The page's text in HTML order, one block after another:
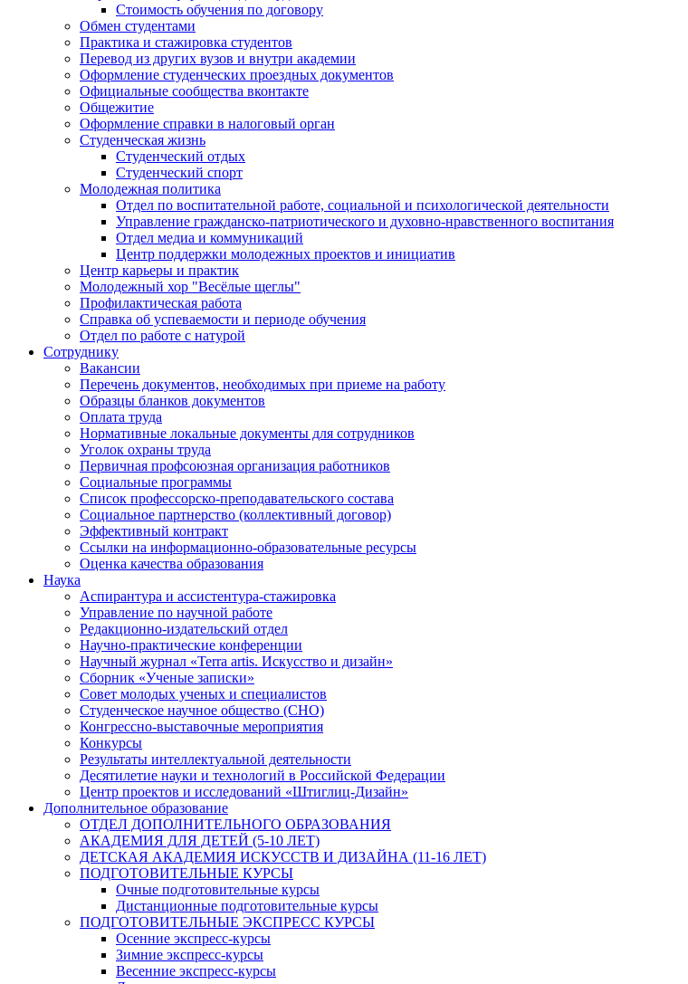
Cтоимость обучения по договору
Обмен студентами
Практика и стажировка студентов
Перевод из других вузов и внутри академии
Оформление студенческих проездных документов
Официальные сообщества вконтакте
Общежитие
Оформление справки в налоговый орган
Студенческая жизнь
Студенческий отдых
Студенческий спорт
Молодежная политика
Отдел по воспитательной работе, социальной и психологической деятельности
Управление гражданско-патриотического и духовно-нравственного воспитания
Отдел медиа и коммуникаций
Центр поддержки молодежных проектов и инициатив
Центр карьеры и практик
Молодежный хор "Весёлые щеглы"
Профилактическая работа
Справка об успеваемости и периоде обучения
Отдел по работе с натурой
Сотруднику
Вакансии
Перечень документов, необходимых при приеме на работу
Образцы бланков документов
Оплата труда
Нормативные локальные документы для сотрудников
Уголок охраны труда
Первичная профсоюзная организация работников
Социальные программы
Список профессорско-преподавательского состава
Социальное партнерство (коллективный договор)
Эффективный контракт
Ссылки на информационно-образовательные ресурсы
Оценка качества образования
Наука
Аспирантура и ассистентура-стажировка
Управление по научной работе
Редакционно-издательский отдел
Научно-практические конференции
Научный журнал «Terra artis. Искусство и дизайн»
Сборник «Ученые записки»
Совет молодых ученых и специалистов
Студенческое научное общество (СНО)
Конгрессно-выставочные мероприятия
Конкурсы
Результаты интеллектуальной деятельности
Десятилетие науки и технологий в Российской Федерации
Центр проектов и исследований «Штиглиц-Дизайн»
Дополнительное образование
ОТДЕЛ ДОПОЛНИТЕЛЬНОГО ОБРАЗОВАНИЯ
АКАДЕМИЯ ДЛЯ ДЕТЕЙ (5-10 ЛЕТ)
ДЕТСКАЯ АКАДЕМИЯ ИСКУССТВ И ДИЗАЙНА (11-16 ЛЕТ)
ПОДГОТОВИТЕЛЬНЫЕ КУРСЫ
Очные подготовительные курсы
Дистанционные подготовительные курсы
ПОДГОТОВИТЕЛЬНЫЕ ЭКСПРЕСС КУРСЫ
Осенние экспресс-курсы
Зимние экспресс-курсы
Весенние экспресс-курсы